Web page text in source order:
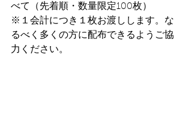
べて（先着順・数量限定100枚）
※１会計につき１枚お渡しします。な
るべく多くの方に配布できるようご協
力ください。